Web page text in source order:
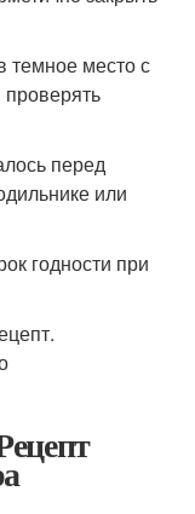
темное место с
проверять
перед
или
годности при